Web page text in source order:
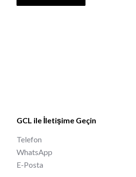
GCL ile İletişime Geçin
Telefon
WhatsApp
E-Posta